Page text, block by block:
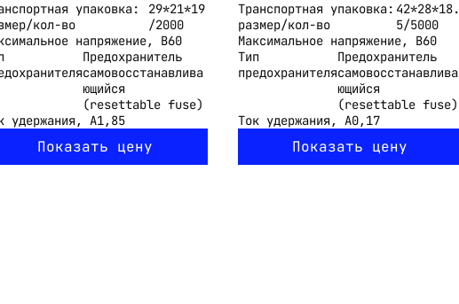
упаковка:
кол-во
29*21*19
/2000
напряжение, В60
Предохранитель
самовосстанавлива
ющийся
(resettable fuse)
удержания, А1,85
Показать цену
Транспортная упаковка:
размер/кол-во
42*28*18.
5/5000
Максимальное напряжение, В60
Тип
предохранителя
Предохранитель
самовосстанавлива
ющийся
(resettable fuse)
Ток удержания, А0,17
Показать цену